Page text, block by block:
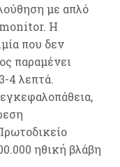
με απλό
monitor. Η
που δεν
παραμένει
4 λεπτά.
ηθική βλάβη